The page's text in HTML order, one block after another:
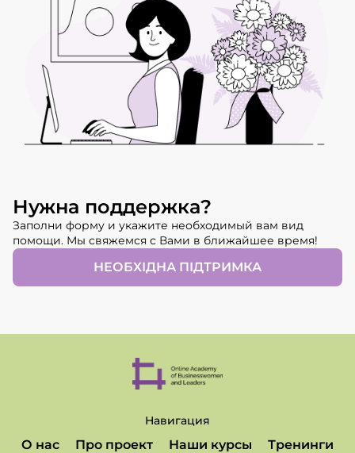
Нужна поддержка?
Заполни форму и укажите необходимый вам вид
помощи. Мы свяжемся с Вами в ближайшее время!
НЕОБХІДНА ПІДТРИМКА
Навигация
О нас Про проект Наши курсы Тренинги